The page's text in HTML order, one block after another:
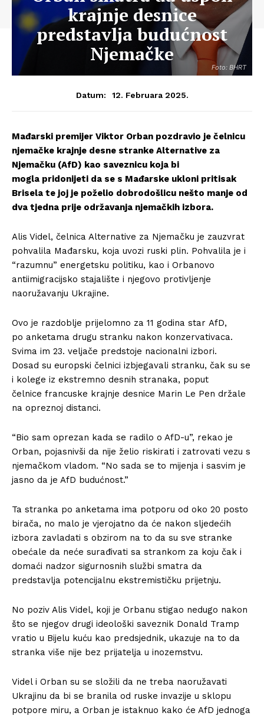
Foto: BHRT
krajnje desnice
predstavlja budućnost
Njemačke
Datum: 12. Februara 2025.
Mađarski premijer Viktor Orban pozdravio je čelnicu
njemačke krajnje desne stranke Alternative za
Njemačku (AfD) kao saveznicu koja bi
mogla pridonijeti da se s Mađarske ukloni pritisak
Brisela te joj je poželio dobrodošlicu nešto manje od
dva tjedna prije održavanja njemačkih izbora.
Alis Videl, čelnica Alternative za Njemačku je zauzvrat
pohvalila Mađarsku, koja uvozi ruski plin. Pohvalila je i
“razumnu” energetsku politiku, kao i Orbanovo
antiimigracijsko stajalište i njegovo protivljenje
naoružavanju Ukrajine.
Ovo je razdoblje prijelomno za 11 godina star AfD,
po anketama drugu stranku nakon konzervativaca.
Svima im 23. veljače predstoje nacionalni izbori.
Dosad su europski čelnici izbjegavali stranku, čak su se
i kolege iz ekstremno desnih stranaka, poput
čelnice francuske krajnje desnice Marin Le Pen držale
na opreznoj distanci.
“Bio sam oprezan kada se radilo o AfD-u”, rekao je
Orban, pojasnivši da nije želio riskirati i zatrovati vezu s
njemačkom vladom. “No sada se to mijenja i sasvim je
jasno da je AfD budućnost.”
Ta stranka po anketama ima potporu od oko 20 posto
birača, no malo je vjerojatno da će nakon sljedećih
izbora zavladati s obzirom na to da su sve stranke
obećale da neće surađivati ​​sa strankom za koju čak i
domaći nadzor sigurnosnih službi smatra da
predstavlja potencijalnu ekstremističku prijetnju.
No poziv Alis Videl, koji je Orbanu stigao nedugo nakon
što se njegov drugi ideološki saveznik Donald Tramp
vratio u Bijelu kuću kao predsjednik, ukazuje na to da
stranka više nije bez prijatelja u inozemstvu.
Videl i Orban su se složili da ne treba naoružavati
Ukrajinu da bi se branila od ruske invazije u sklopu
potpore miru, a Orban je istaknuo kako će AfD jednoga